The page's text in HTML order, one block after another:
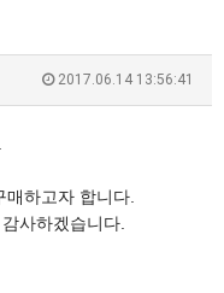
2017.06.14 13:56:41
하고자 합니다.
사하겠습니다.